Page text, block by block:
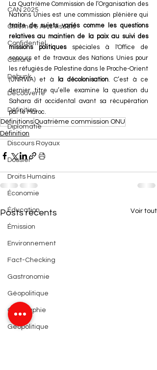
CAN 2025
Cinéma & Arts visuels
Confidentiel
Culture
Debunk
Découverte
Définition
Diplomatie
Discours Royaux
Dossier
Droits Humains
Économie
Éducation
Émission
Environnement
Fact-Checking
Gastronomie
Géopolitique
Géographie
Géopolitique
La Quatrième Commission de l’Organisation des
traite de sujets variés comme les questions
relatives au maintien de la paix au suivi des
missions politiques spéciales à l'Office de
secours et de travaux des Nations Unies pour
les réfugiés de Palestine dans le Proche-Orient
(UNRWA) et à
la décolonisation. C’est à ce
dernier titre qu’elle examine la question du
Sahara dit occidental avant sa récupération
par le Maroc.
Définitions Quatrième commission ONU
Définition
Posts récents Voir tout